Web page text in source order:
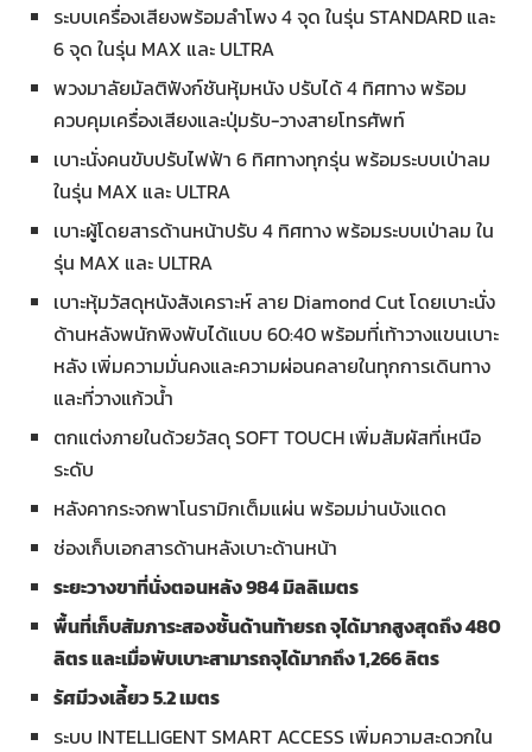
ระบบเครื่องเสียงพร้อมลำโพง 4 จุด ในรุ่น STANDARD และ
6 จุด ในรุ่น MAX และ ULTRA
พวงมาลัยมัลติฟังก์ชันหุ้มหนัง ปรับได้ 4 ทิศทาง พร้อม
ควบคุมเครื่องเสียงและปุ่มรับ-วางสายโทรศัพท์
เบาะนั่งคนขับปรับไฟฟ้า 6 ทิศทางทุกรุ่น พร้อมระบบเป่าลม
ในรุ่น MAX และ ULTRA
เบาะผู้โดยสารด้านหน้าปรับ 4 ทิศทาง พร้อมระบบเป่าลม ใน
รุ่น MAX และ ULTRA
เบาะหุ้มวัสดุหนังสังเคราะห์ ลาย Diamond Cut โดยเบาะนั่ง
ด้านหลังพนักพิงพับได้แบบ 60:40 พร้อมที่เท้าวางแขนเบาะ
หลัง เพิ่มความมั่นคงและความผ่อนคลายในทุกการเดินทาง
และที่วางแก้วน้ำ
ตกแต่งภายในด้วยวัสดุ SOFT TOUCH เพิ่มสัมผัสที่เหนือ
ระดับ
หลังคากระจกพาโนรามิกเต็มแผ่น พร้อมม่านบังแดด
ช่องเก็บเอกสารด้านหลังเบาะด้านหน้า
ระยะวางขาที่นั่งตอนหลัง984 มิลลิเมตร
พื้นที่เก็บสัมภาระสองชั้นด้านท้ายรถ จุได้มากสูงสุดถึง480
ลิตร และเมื่อพับเบาะสามารถจุได้มากถึง 1,266 ลิตร
รัศมีวงเลี้ยว5.2 เมตร
ระบบ INTELLIGENT SMART ACCESS เพิ่มความสะดวกใน